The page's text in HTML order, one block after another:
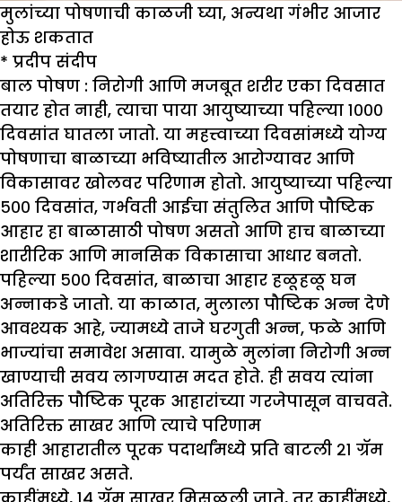
मुलांच्या पोषणाची काळजी घ्या, अन्यथा गंभीर आजार
होऊ शकतात
* प्रदीप संदीप
बाल पोषण : निरोगी आणि मजबूत शरीर एका दिवसात
तयार होत नाही, त्याचा पाया आयुष्याच्या पहिल्या १०००
दिवसांत घातला जातो. या महत्त्वाच्या दिवसांमध्ये योग्य
पोषणाचा बाळाच्या भविष्यातील आरोग्यावर आणि
विकासावर खोलवर परिणाम होतो. आयुष्याच्या पहिल्या
५०० दिवसांत, गर्भवती आईचा संतुलित आणि पौष्टिक
आहार हा बाळासाठी पोषण असतो आणि हाच बाळाच्या
शारीरिक आणि मानसिक विकासाचा आधार बनतो.
पहिल्या ५०० दिवसांत, बाळाचा आहार हळूहळू घन
अन्नाकडे जातो. या काळात, मुलाला पौष्टिक अन्न देणे
आवश्यक आहे, ज्यामध्ये ताजे घरगुती अन्न, फळे आणि
भाज्यांचा समावेश असावा. यामुळे मुलांना निरोगी अन्न
खाण्याची सवय लागण्यास मदत होते. ही सवय त्यांना
अतिरिक्त पौष्टिक पूरक आहारांच्या गरजेपासून वाचवते.
अतिरिक्त साखर आणि त्याचे परिणाम
काही आहारातील पूरक पदार्थांमध्ये प्रति बाटली २१ ग्रॅम
पर्यंत साखर असते.